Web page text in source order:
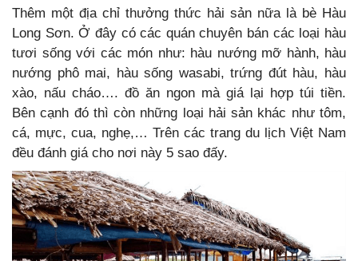
Thêm một địa chỉ thưởng thức hải sản nữa là bè Hàu
Long Sơn. Ở đây có các quán chuyên bán các loại hàu
tươi sống với các món như: hàu nướng mỡ hành, hàu
nướng phô mai, hàu sống wasabi, trứng đút hàu, hàu
xào, nấu cháo…. đồ ăn ngon mà giá lại hợp túi tiền.
Bên cạnh đó thì còn những loại hải sản khác như tôm,
cá, mực, cua, nghẹ,… Trên các trang du lịch Việt Nam
đều đánh giá cho nơi này 5 sao đấy.